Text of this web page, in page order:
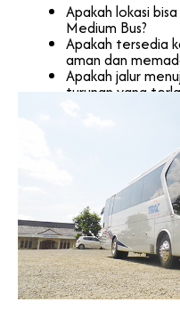
Apakah lokasi
Medium Bus?
Apakah tersedia
aman dan
Apakah jalur
turunan yang